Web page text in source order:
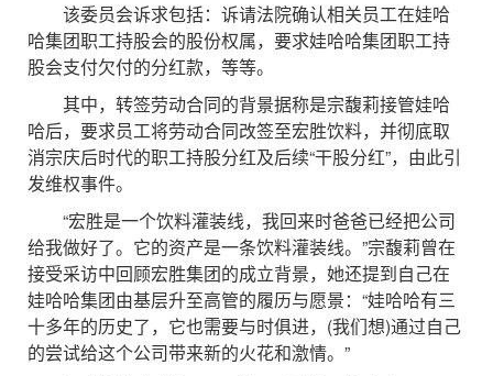
该委员会诉求包括：诉请法院确认相关员工在娃哈
哈集团职工持股会的股份权属，要求娃哈哈集团职工持
股会支付欠付的分红款，等等。
其中，转签劳动合同的背景据称是宗馥莉接管娃哈
哈后，要求员工将劳动合同改签至宏胜饮料，并彻底取
消宗庆后时代的职工持股分红及后续“干股分红”，由此引
发维权事件。
“宏胜是一个饮料灌装线，我回来时爸爸已经把公司
给我做好了。它的资产是一条饮料灌装线。”宗馥莉曾在
接受采访中回顾宏胜集团的成立背景，她还提到自己在
娃哈哈集团由基层升至高管的履历与愿景：“娃哈哈有三
十多年的历史了，它也需要与时俱进，(我们想)通过自己
的尝试给这个公司带来新的火花和激情。”